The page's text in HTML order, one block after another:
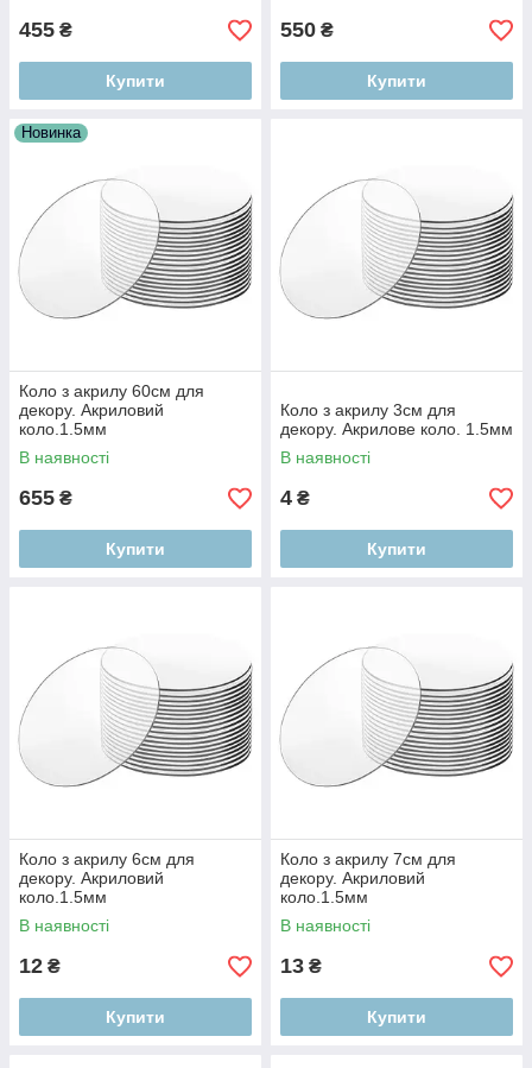
455 ₴
Купити
550 ₴
Купити
Новинка
Коло з акрилу 60см для
декору. Акриловий
коло.1.5мм
В наявності
655 ₴
Купити
Коло з акрилу 3см для
декору. Акрилове коло. 1.5мм
В наявності
4 ₴
Купити
Коло з акрилу 6см для
декору. Акриловий
коло.1.5мм
В наявності
12 ₴
Купити
Коло з акрилу 7см для
декору. Акриловий
коло.1.5мм
В наявності
13 ₴
Купити